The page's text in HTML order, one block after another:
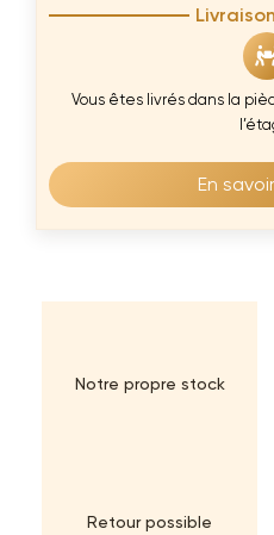
Vous êtes livrés dans la
En
Notre propre stock
Retour possible